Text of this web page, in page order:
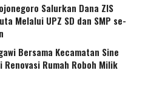
Salurkan Dana ZIS
Melalui UPZ SD dan SMP se-
Bersama Kecamatan Sine
Renovasi Rumah Roboh Milik